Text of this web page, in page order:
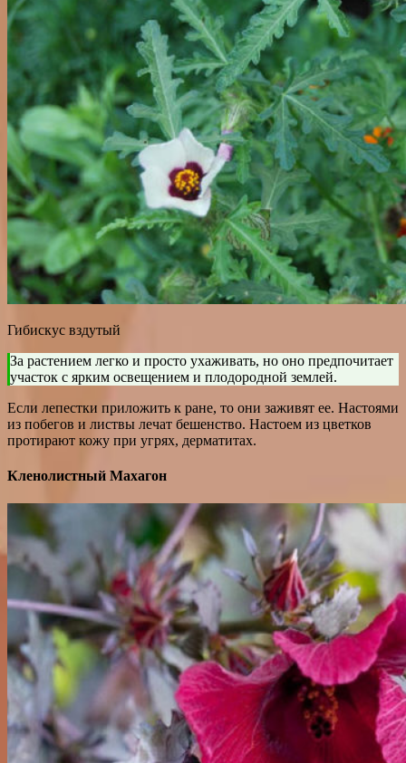
Гибискус вздутый
За растением легко и просто ухаживать, но оно предпочитает
участок с ярким освещением и плодородной землей.
Если лепестки приложить к ране, то они заживят ее. Настоями
из побегов и листвы лечат бешенство. Настоем из цветков
протирают кожу при угрях, дерматитах.
Кленолистный Махагон